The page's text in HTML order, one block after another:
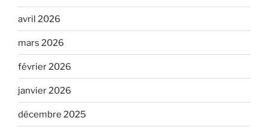
avril 2026
mars 2026
février 2026
janvier 2026
décembre 2025